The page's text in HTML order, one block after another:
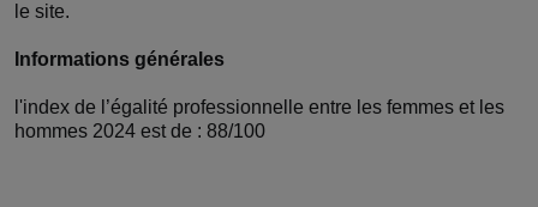
le site.
Informations générales
l'index de l’égalité professionnelle entre les femmes et les
hommes 2024 est de : 88/100